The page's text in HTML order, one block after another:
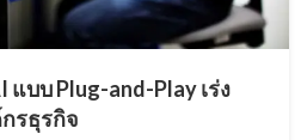
บบ Plug-and-Play เร่ง
รธุรกิจ